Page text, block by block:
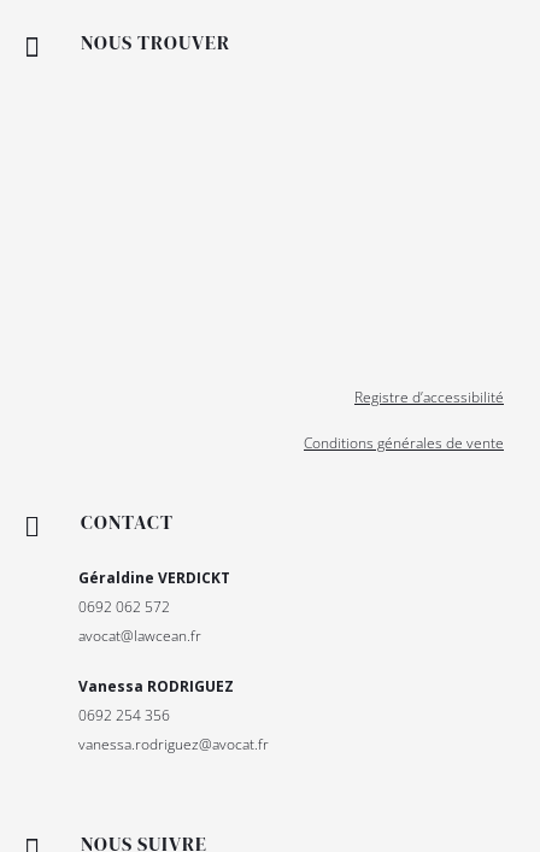
 NOUS TROUVER
Registre d’accessibilité
Conditions générales de vente
 CONTACT
Géraldine VERDICKT
0692 062 572
avocat@lawcean.fr
Vanessa RODRIGUEZ
0692 254 356
vanessa.rodriguez@avocat.fr
NOUS SUIVRE